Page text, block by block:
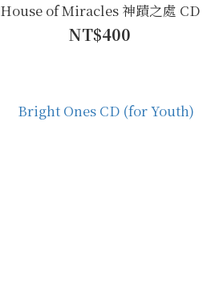
House of Miracles 神蹟之處 CD
NT$400